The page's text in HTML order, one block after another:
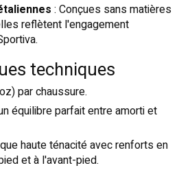
: Conçues sans matières
reflètent l'engagement
techniques
par chaussure.
équilibre parfait entre amorti et
haute ténacité avec renforts en
et à l'avant-pied.